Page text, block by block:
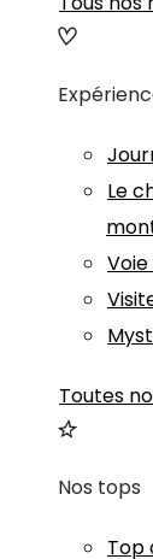
Le
Toutes
Nos tops
Top